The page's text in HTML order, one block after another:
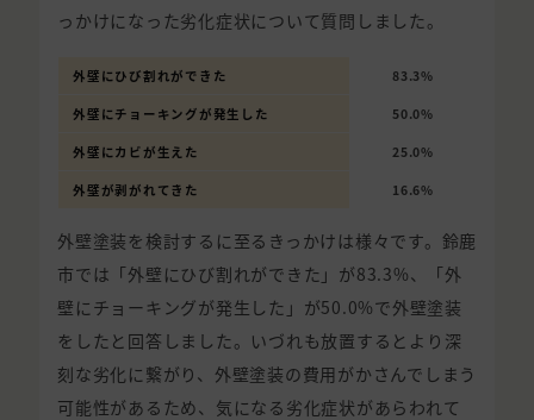
っかけになった劣化症状について質問しました。
外壁にひび割れができた 83.3%
外壁にチョーキングが発生した 50.0%
外壁にカビが生えた 25.0%
外壁が剥がれてきた 16.6%
外壁塗装を検討するに至るきっかけは様々です。鈴鹿
市では「外壁にひび割れができた」が83.3%、「外
壁にチョーキングが発生した」が50.0%で外壁塗装
をしたと回答しました。いづれも放置するとより深
刻な劣化に繋がり、外壁塗装の費用がかさんでしまう
可能性があるため、気になる劣化症状があらわれて